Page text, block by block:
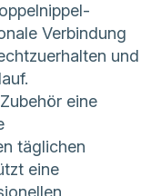
Verbindung
und
eine
täglichen
eine